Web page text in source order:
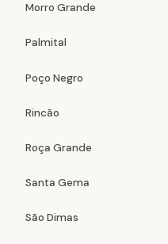
Morro Grande
Palmital
Poço Negro
Rincão
Roça Grande
Santa Gema
São Dimas